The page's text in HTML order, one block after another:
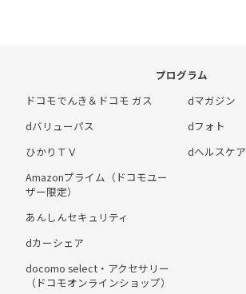
プログラム
ドコモでんき＆ドコモ ガス
dバリューパス
ひかりＴＶ
Amazonプライム（ドコモユー
ザー限定）
あんしんセキュリティ
dカーシェア
docomo select・アクセサリー
（ドコモオンラインショップ）
dマガジン
dフォト
dヘルスケア